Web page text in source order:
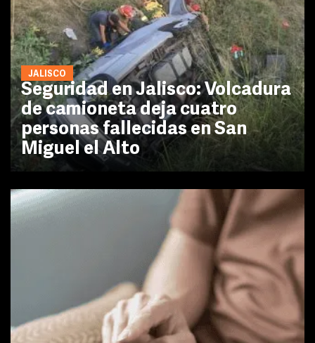
JALISCO
Seguridad en Jalisco: Volcadura
de camioneta deja cuatro
personas fallecidas en San
Miguel el Alto